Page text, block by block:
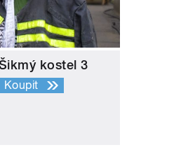
kostel 3
Koupit